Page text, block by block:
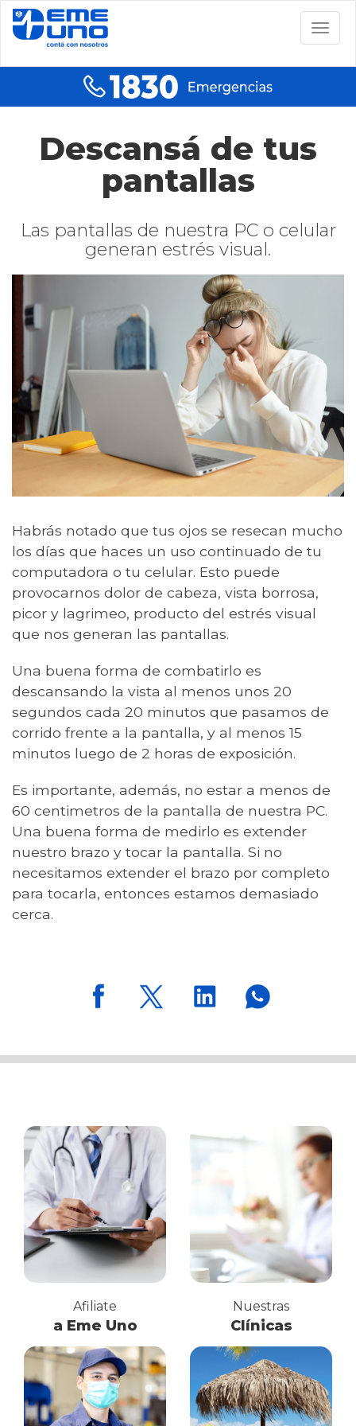
Descansá de tus
pantallas
Las pantallas de nuestra PC o celular
generan estrés visual.
Habrás notado que tus ojos se resecan mucho
los días que haces un uso continuado de tu
computadora o tu celular. Esto puede
provocarnos dolor de cabeza, vista borrosa,
picor y lagrimeo, producto del estrés visual
que nos generan las pantallas.
Una buena forma de combatirlo es
descansando la vista al menos unos 20
segundos cada 20 minutos que pasamos de
corrido frente a la pantalla, y al menos 15
minutos luego de 2 horas de exposición.
Es importante, además, no estar a menos de
60 centimetros de la pantalla de nuestra PC.
Una buena forma de medirlo es extender
nuestro brazo y tocar la pantalla. Si no
necesitamos extender el brazo por completo
para tocarla, entonces estamos demasiado
cerca.
Afiliate
a Eme Uno
Nuestras
Clínicas